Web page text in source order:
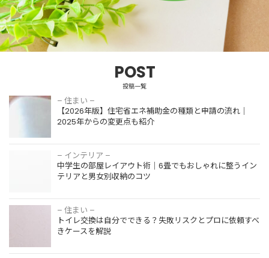
POST
投稿一覧
– 住まい –
【2026年版】住宅省エネ補助金の種類と申請の流れ｜
2025年からの変更点も紹介
– インテリア –
中学生の部屋レイアウト術｜6畳でもおしゃれに整うイン
テリアと男女別収納のコツ
– 住まい –
トイレ交換は自分でできる？失敗リスクとプロに依頼すべ
きケースを解説